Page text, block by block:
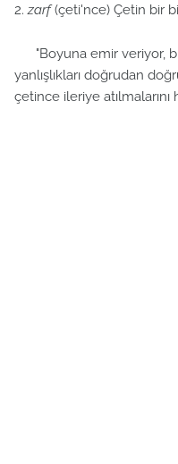
2.zarf(çeti'nce) Çetin bir
"Boyuna emir veriyor,
yanlışlıkları doğrudan
çetince ileriye